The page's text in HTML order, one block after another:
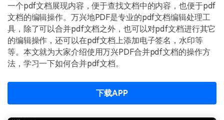
万兴PDF SDK
申请试用
PDF签名
PDF批量工具
PDF提取页面
更新日志
下载中心
产品资讯
01.热门软件
03.编辑PDF
一个pdf文档展现内容，便于查找文档中的内容，也便于pdf
文档的编辑操作。万兴地PDF是专业的pdf文档编辑处理工
具，除了可以合并pdf文档之外，也可以对pdf文档进行其它
的编辑操作，还可以在pdf文档上添加电子签名，水印等
等。本文就为大家介绍使用万兴PDF合并pdf文档的操作方
法，学习一下如何合并pdf文档。
下载APP